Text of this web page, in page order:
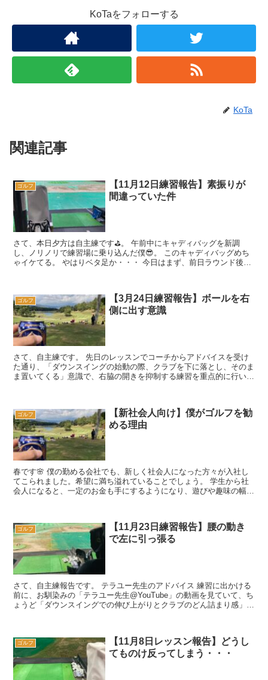
KoTaをフォローする
KoTa
関連記事
ゴルフ
【11月12日練習報告】素振りが
間違っていた件
さて、本日夕方は自主練です⛳️。 午前中にキャディバッグを新調
し、ノリノリで練習場に乗り込んだ僕😎。 このキャディバッグめち
ゃイケてる。 やはりベタ足か・・・ 今日はまず、前日ラウンド後の
ゴルフ
【3月24日練習報告】ボールを右
側に出す意識
さて、自主練です。 先日のレッスンでコーチからアドバイスを受け
た通り、「ダウンスイングの始動の際、クラブを下に落とし、そのま
ま置いてくる」意識で、右脇の開きを抑制する練習を重点的に行いま
ゴルフ
【新社会人向け】僕がゴルフを勧
める理由
春です🌸 僕の勤める会社でも、新しく社会人になった方々が入社し
てこられました。希望に満ち溢れていることでしょう。 学生から社
会人になると、一定のお金も手にするようになり、遊びや趣味の幅が
ゴルフ
【11月23日練習報告】腰の動き
で左に引っ張る
さて、自主練報告です。 テラユー先生のアドバイス 練習に出かける
前に、お馴染みの「テラユー先生@YouTube」の動画を見ていて、ち
ょうど「ダウンスイングでの伸び上がりとクラブのどん詰まり感」に
ゴルフ
【11月8日レッスン報告】どうし
てものけ反ってしまう・・・